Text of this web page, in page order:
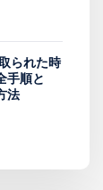
られた時
手順と
法